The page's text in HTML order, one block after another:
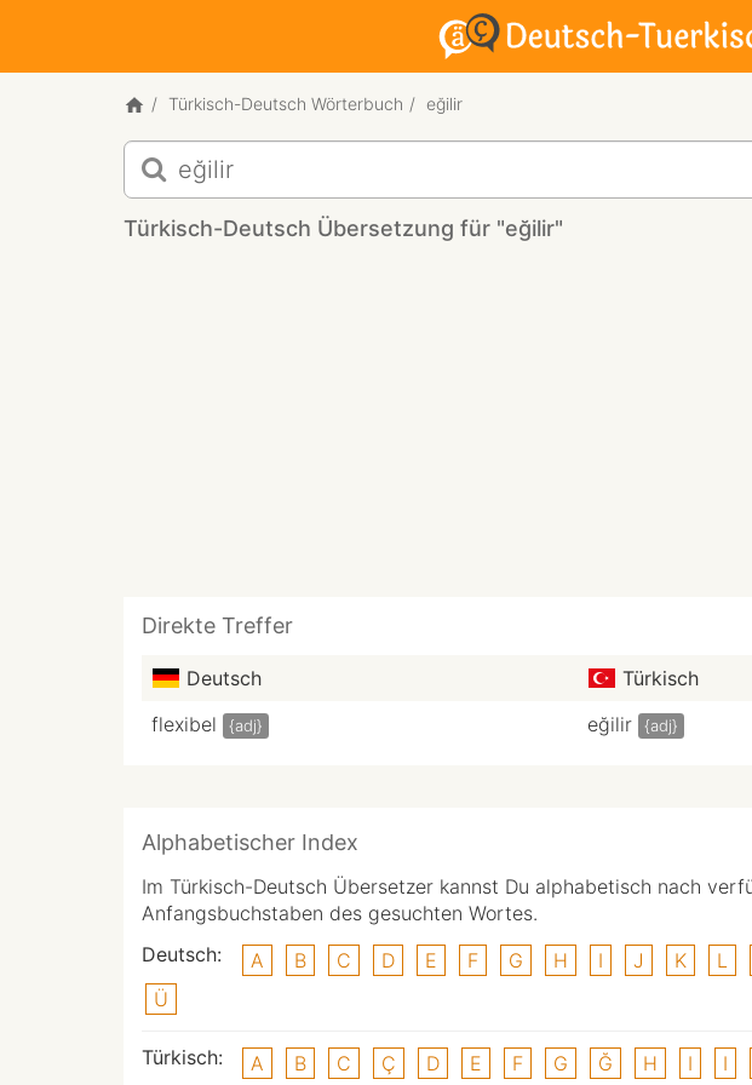
Türkisch-Deutsch Wörterbuch eğilir
Türkisch-
Deutsch
Übersetzung
für
Türkisch-Deutsch Übersetzung für "eğilir"
Direkte Treffer
Deutsch
Türkisch
flexibel
{adj} eğilir {adj}
Alphabetischer Index
Im Türkisch-Deutsch Übersetzer kannst Du alphabetisch nach
Anfangsbuchstaben des gesuchten Wortes.
Deutsch:
A B C D E F G H I J K L
Ü
Türkisch: A B C Ç D E F G Ğ H I I